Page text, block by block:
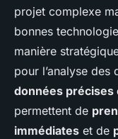
projet complexe
bonnes
manière
pour l’analyse
données précises
permettent de
immédiates et de